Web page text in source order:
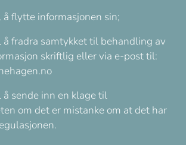
flytte informasjonen sin;
fradra samtykket til behandling av
skriftlig eller via e-post til:
sende inn en klage til
om det er mistanke om at det har